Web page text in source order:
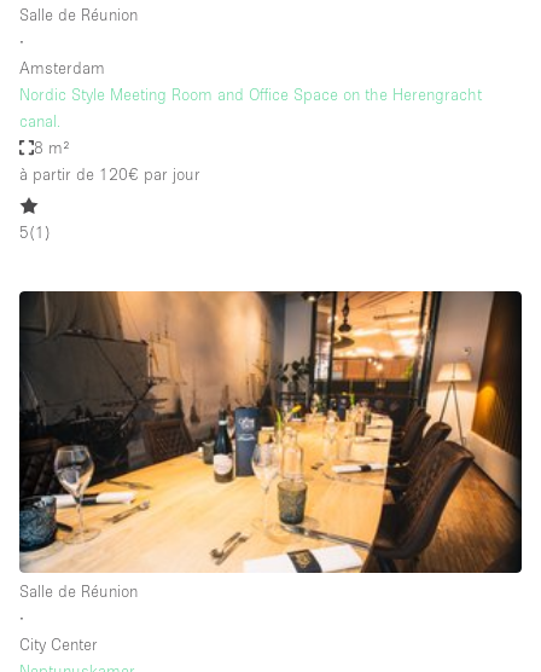
Comptoir
Espace Brut
Espace Epuré / Minimaliste
Exposition Véhicules
Internet
Jardin
Licence Alcool
Lumière du Jour
Parking Privé
Salle de Réunion
∙
Amsterdam
Nordic Style Meeting Room and Office Space on the Herengracht
canal.
8 m²
à partir de 120€ par jour
5(1 )
Salle de Réunion
∙
City Center